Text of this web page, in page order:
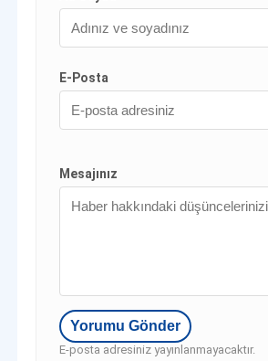
E-Posta
Mesajınız
E-posta adresiniz yayınlanmayacaktır.